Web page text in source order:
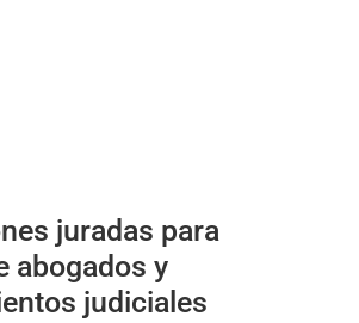
juradas para
abogados y
judiciales